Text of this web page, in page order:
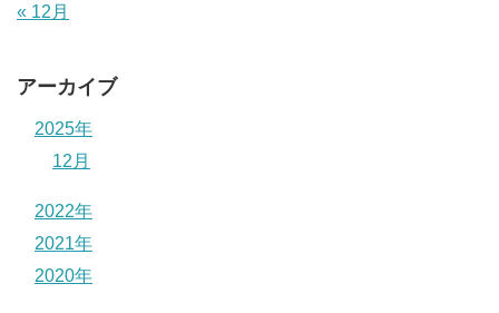
« 12月
アーカイブ
2025年
12月
2022年
2021年
2020年